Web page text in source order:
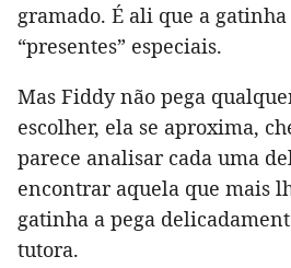
gramado. É ali que a
“presentes” especiais.
Mas Fiddy não pega
escolher, ela se aproxima,
parece analisar cada uma
encontrar aquela que mais
gatinha a pega
tutora.